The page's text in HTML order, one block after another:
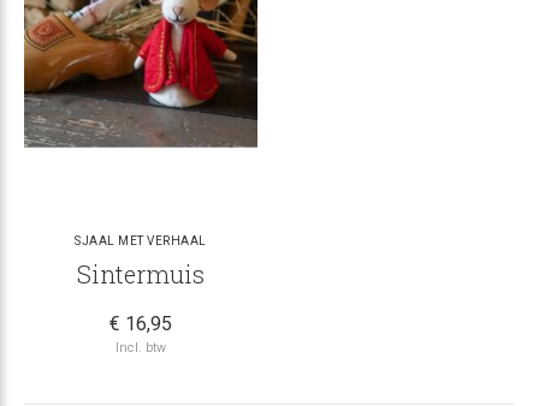
SJAAL MET VERHAAL
Sintermuis
€ 16,95
Incl. btw